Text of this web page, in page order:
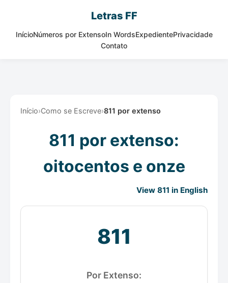
Letras FF
InícioNúmeros por ExtensoIn WordsExpedientePrivacidade
Contato
Início›Como se Escreve›811 por extenso
811 por extenso:
oitocentos e onze
View 811 in English
811
Por Extenso: